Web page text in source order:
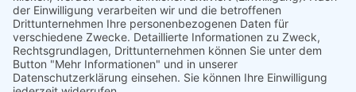
Wir freuen uns, die neue Webseite des Ziegenhofs
Schleckweda präsentieren zu dürfen!